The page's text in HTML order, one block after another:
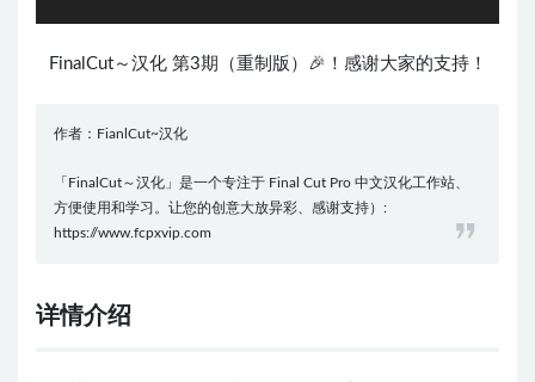
FinalCut～汉化 第3期（重制版）🎉！感谢大家的支持！
作者：FianlCut~汉化
「FinalCut～汉化」是一个专注于 Final Cut Pro 中文汉化工作站、
方便使用和学习。让您的创意大放异彩、感谢支持）:
https://www.fcpxvip.com
详情介绍